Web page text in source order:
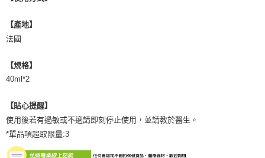
【產地】
法國
【規格】
40ml*2
【貼心提醒】
使用後若有過敏或不適請即刻停止使用，並請教於醫生。
*單品項超取限量:3